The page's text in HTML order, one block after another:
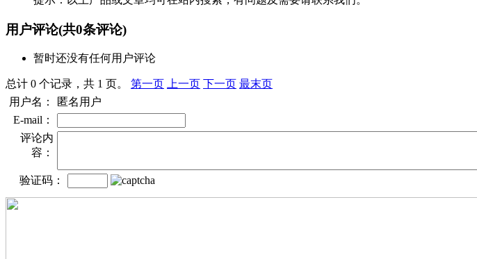
用户评论(共0条评论)
暂时还没有任何用户评论
总计 0 个记录，共 1 页。 第一页 上一页 下一页 最末页
用户名：
匿名用户
E-mail：
评论内
容：
验证码：